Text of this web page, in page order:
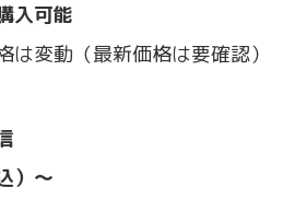
入可能
は変動（最新価格は要確認）
）〜